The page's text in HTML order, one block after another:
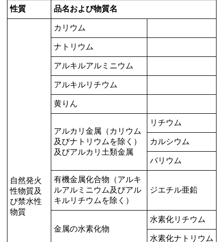
性質 品名および物質名
自然発火
性物質及
び禁水性
物質
カリウム
ナトリウム
アルキルアルミニウム
アルキルリチウム
黄りん
アルカリ金属（カリウム
及びナトリウムを除く）
及びアルカリ土類金属
リチウム
カルシウム
バリウム
有機金属化合物（アルキ
ルアルミニウム及びアル
キルリチウムを除く）
ジエチル亜鉛
金属の水素化物
水素化リチウム
水素化ナトリウム